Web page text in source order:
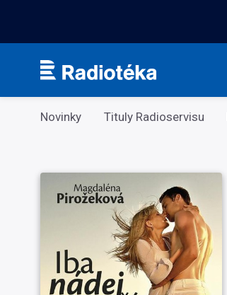
Kategorie
Novinky Tituly Radioservisu